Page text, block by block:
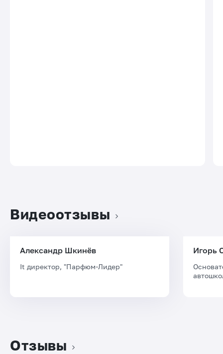
Видеоотзывы
Александр Шкинёв
It директор, "Парфюм-Лидер"
Игорь
Отзывы